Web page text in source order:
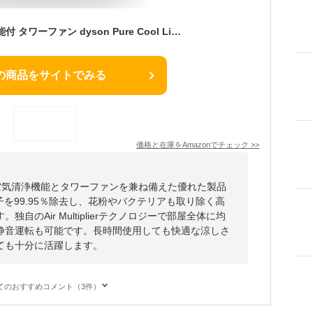
ダイソン 空気清浄機能付 タワーファン dyson Pure Cool Link TP03WS ホワイト/シルバー
商品をサイトでみる
価格と在庫をAmazonでチェック >>
清浄機能とタワーファンを兼ね備えた優れた製品
99.95％除去し、花粉やバクテリアも取り除く高
独自のAir Multiplierテクノロジーで部屋全体に均
運転も可能です。長時間使用しても快適な涼しさ
十分に活躍します。
のおすすめコメント（3件）